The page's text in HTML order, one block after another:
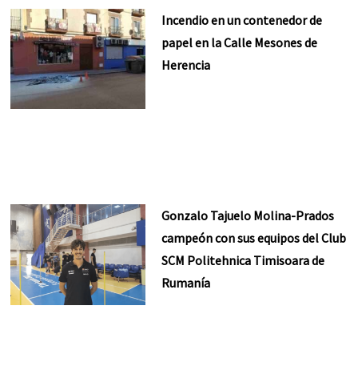
Incendio en un contenedor de
papel en la Calle Mesones de
Herencia
Gonzalo Tajuelo Molina-Prados
campeón con sus equipos del Club
SCM Politehnica Timisoara de
Rumanía